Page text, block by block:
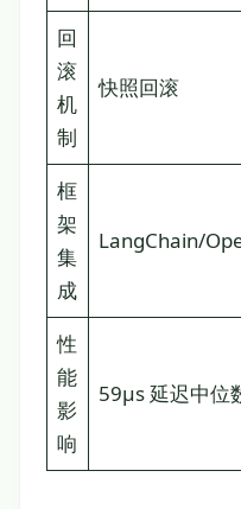
回
滚
机
制
快照回滚
框
架
集
成
LangChain/
性
能
影
响
59µs 延迟中位